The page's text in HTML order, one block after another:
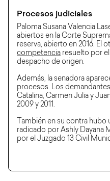
Procesos judiciales
Paloma Susana Valencia
abiertos en la Corte
reserva, abierto en 2016. El
competencia resuelto por
despacho de origen.
Además, la senadora
procesos. Los
Catalina, Carmen Julia y
2009 y 2011.
También en su contra
radicado por Ashly Dayana
por el Juzgado 13 Civil